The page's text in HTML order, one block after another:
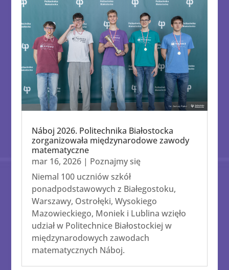
Náboj 2026. Politechnika Białostocka
zorganizowała międzynarodowe zawody
matematyczne
mar 16, 2026 | Poznajmy się
Niemal 100 uczniów szkół
ponadpodstawowych z Białegostoku,
Warszawy, Ostrołęki, Wysokiego
Mazowieckiego, Moniek i Lublina wzięło
udział w Politechnice Białostockiej w
międzynarodowych zawodach
matematycznych Náboj.